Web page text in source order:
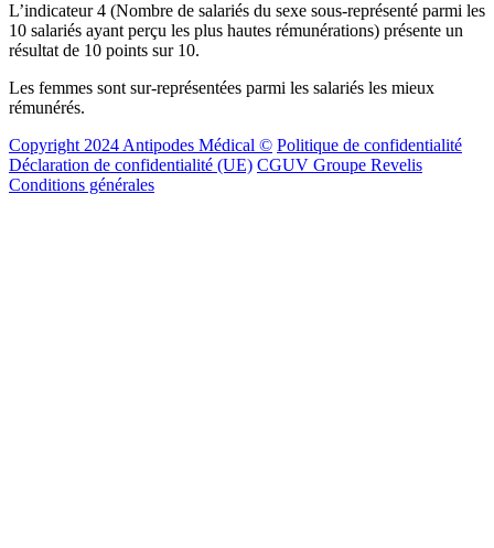
L’indicateur 4 (Nombre de salariés du sexe sous-représenté parmi les
10 salariés ayant perçu les plus hautes rémunérations) présente un
résultat de 10 points sur 10.
Les femmes sont sur-représentées parmi les salariés les mieux
rémunérés.
Copyright 2024 Antipodes Médical © Politique de confidentialité
Déclaration de confidentialité (UE) CGUV Groupe Revelis
Conditions générales